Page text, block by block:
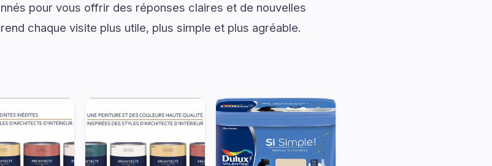
pour vous offrir des réponses claires et de nouvelles
chaque visite plus utile, plus simple et plus agréable.